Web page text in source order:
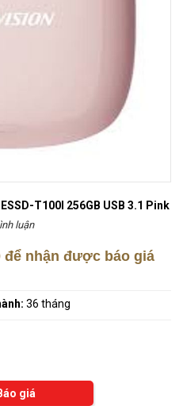
T100I 256GB USB 3.1 Pink
luận
để nhận được báo giá
36 tháng
giá